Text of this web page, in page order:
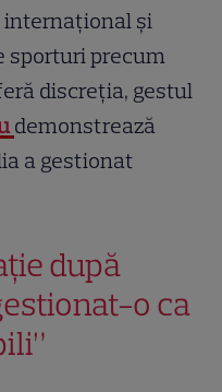
și
sporturi precum
discreția, gestul
demonstrează
a gestionat
după
o ca